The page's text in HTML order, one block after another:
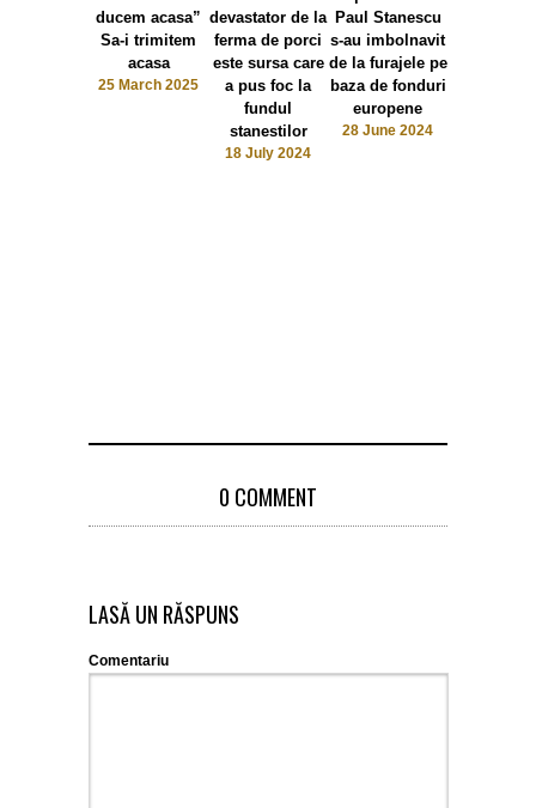
ducem acasa”
Sa-i trimitem
acasa
25 March 2025
devastator de la
ferma de porci
este sursa care
a pus foc la
fundul
stanestilor
18 July 2024
Paul Stanescu
s-au imbolnavit
de la furajele pe
baza de fonduri
europene
28 June 2024
0 COMMENT
LASĂ UN RĂSPUNS
Comentariu